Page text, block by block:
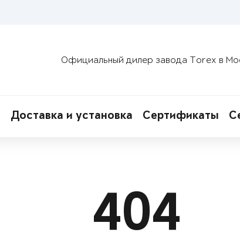
Официальный дилер завода Torex в
Доставка и установка Сертификаты
404